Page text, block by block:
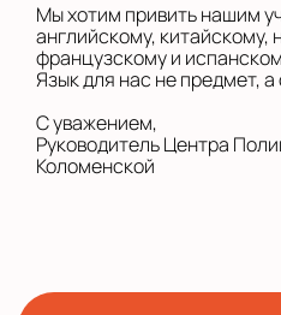
Мы хотим привить нашим
английскому, китайскому,
французскому и
Язык для нас не предмет,
С уважением,
Руководитель Центра
Коломенской